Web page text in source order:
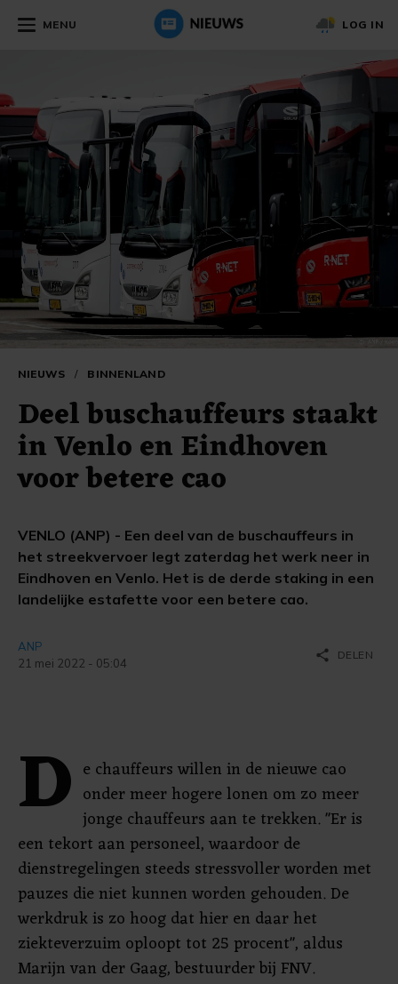
MENU LOG IN
NIEUWS / BINNENLAND
Deel buschauffeurs staakt
in Venlo en Eindhoven
voor betere cao
VENLO (ANP) - Een deel van de buschauffeurs in
het streekvervoer legt zaterdag het werk neer in
Eindhoven en Venlo. Het is de derde staking in een
landelijke estafette voor een betere cao.
ANP
21 mei 2022 - 05:04
share DELEN
D e chauffeurs willen in de nieuwe cao
onder meer hogere lonen om zo meer
jonge chauffeurs aan te trekken. "Er is
een tekort aan personeel, waardoor de
dienstregelingen steeds stressvoller worden met
pauzes die niet kunnen worden gehouden. De
werkdruk is zo hoog dat hier en daar het
ziekteverzuim oploopt tot 25 procent", aldus
Marijn van der Gaag, bestuurder bij FNV.